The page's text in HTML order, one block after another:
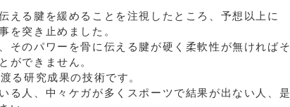
える腱を緩めることを注視したところ、予想以上に
を突き止めました。
そのパワーを骨に伝える腱が硬く柔軟性が無ければそ
ができません。
る研究成果の技術です。
る人、中々ケガが多くスポーツで結果が出ない人、是